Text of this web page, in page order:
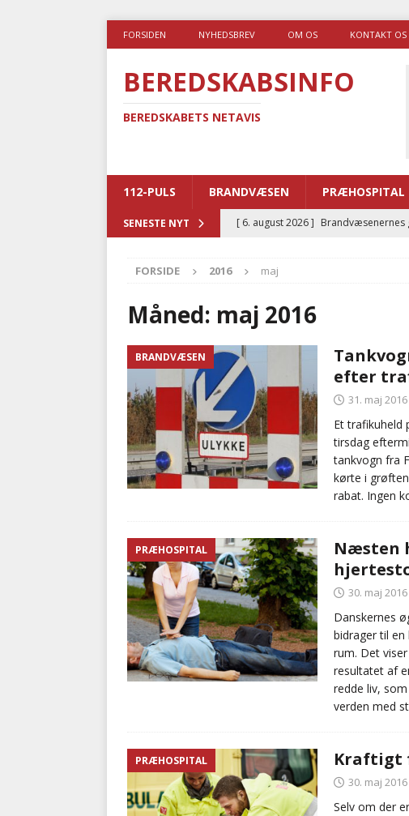
FORSIDEN NYHEDSBREV OM OS KONTAKT OS
BEREDSKABSINFO
BEREDSKABETS NETAVIS
112-PULS BRANDVÆSEN PRÆHOSPITAL
SENESTE NYT [ 6. august 2026 ] Brandvæsenernes
[ 5. august 2026 ]
i det offentlige
[ 5. august 2026 ]
[ 4. august 2026 ]
Brandvæsenerne
BRANDVÆSEN
[ 7. august 2026 ]
nødsporet
AUTOHJÆLP
FORSIDE 2016 maj
Måned: maj 2016
BRANDVÆSEN
efter
31. maj 2016
Et trafikuheld
tirsdag
tankvogn fra
kørte i
rabat. Ingen
PRÆHOSPITAL
Næsten
30. maj 2016
Danskernes
bidrager til
rum. Det
resultatet af
redde liv,
verden med
PRÆHOSPITAL Kraftigt
30. maj 2016
Selv om der